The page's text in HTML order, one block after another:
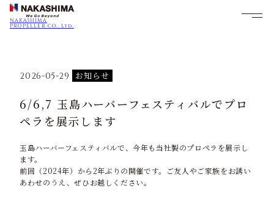
NAKASHIMA
PROPELLER CO., Ltd.
2026-05-29 お知らせ
6/6,7 玉島ハーバーフェスティバルでプロ
ペラを展示します
玉島ハーバーフェスティバルで、今年も当社製のプロペラを展示し
ます。
前回（2024年）から2年ぶりの開催です。ご友人やご家族をお誘い
あわせのうえ、ぜひお越しください。